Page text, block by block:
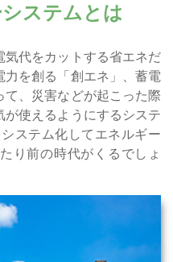
ステムとは
代をカットする省エネだ
を創る「創エネ」、蓄電
、災害などが起こった際
使えるようにするシステ
ステム化してエネルギー
り前の時代がくるでしょ